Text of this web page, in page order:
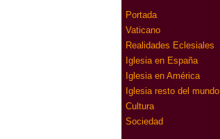
Portada
Vaticano
Realidades Eclesiales
Iglesia en España
Iglesia en América
Iglesia resto del mundo
Cultura
Sociedad